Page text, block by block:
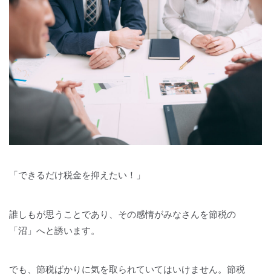
「できるだけ税金を抑えたい！」
誰しもが思うことであり、その感情がみなさんを節税の
「沼」へと誘います。
でも、節税ばかりに気を取られていてはいけません。節税